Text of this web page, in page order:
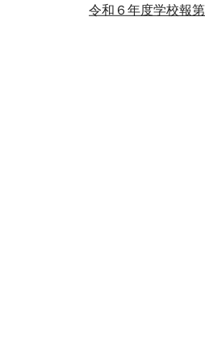
令和６年度学校報